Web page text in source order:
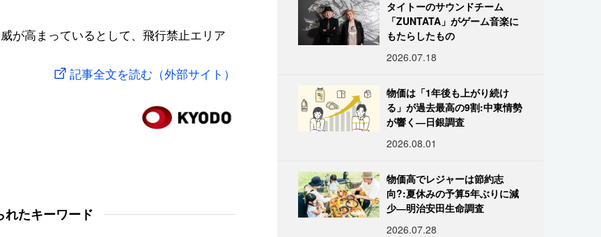
が高まっているとして、飛行禁止エリア
記事全文を読む（外部サイト）
れたキーワード
タイトーのサウンドチーム
「ZUNTATA」がゲーム音楽に
もたらしたもの
2026.07.18
物価は「1年後も上がり続け
る」が過去最高の9割:中東情勢
が響く―日銀調査
2026.08.01
物価高でレジャーは節約志
向?:夏休みの予算5年ぶりに減
少―明治安田生命調査
2026.07.28